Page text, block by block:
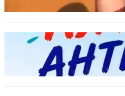
БЪЛГАРИЯ
Варна предлага
тестове за ХИВ и
август